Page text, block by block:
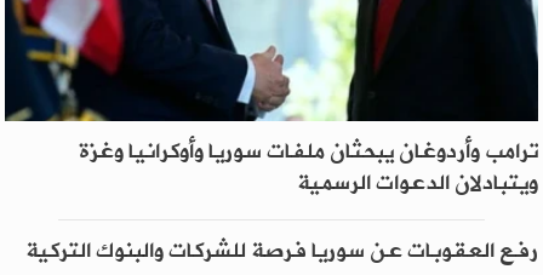
ترامب وأردوغان يبحثان ملفات سوريا وأوكرانيا وغزة
ويتبادلان الدعوات الرسمية
رفع العقوبات عن سوريا فرصة للشركات والبنوك التركية